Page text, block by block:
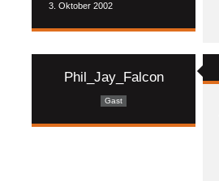
3. Oktober 2002
Phil_Jay_Falcon
Gast